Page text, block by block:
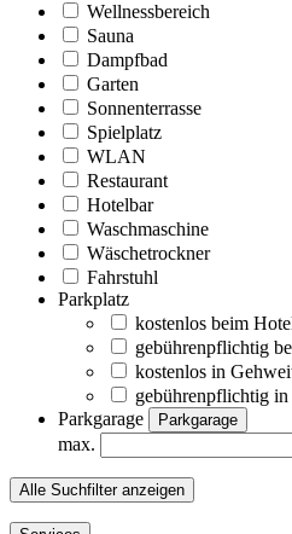
Wellnessbereich
Sauna
Dampfbad
Garten
Sonnenterrasse
Spielplatz
WLAN
Restaurant
Hotelbar
Waschmaschine
Wäschetrockner
Fahrstuhl
Parkplatz
kostenlos beim
gebührenpflichtig
kostenlos in
gebührenpflichtig
Parkgarage
Parkgarage
max.
Alle Suchfilter anzeigen